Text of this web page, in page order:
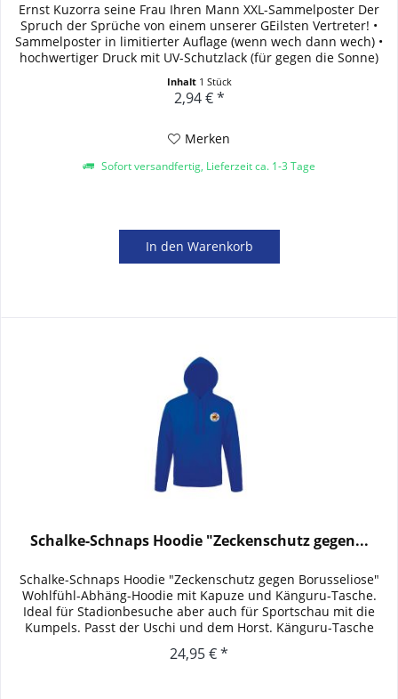
Ernst Kuzorra seine Frau Ihren Mann XXL-Sammelposter Der
Spruch der Sprüche von einem unserer GEilsten Vertreter! •
Sammelposter in limitierter Auflage (wenn wech dann wech) •
hochwertiger Druck mit UV-Schutzlack (für gegen die Sonne)
Inhalt 1 Stück
2,94 € *
Merken
Sofort versandfertig, Lieferzeit ca. 1-3 Tage
In den Warenkorb
Schalke-Schnaps Hoodie "Zeckenschutz gegen...
Schalke-Schnaps Hoodie "Zeckenschutz gegen Borusseliose"
Wohlfühl-Abhäng-Hoodie mit Kapuze und Känguru-Tasche.
Ideal für Stadionbesuche aber auch für Sportschau mit die
Kumpels. Passt der Uschi und dem Horst. Känguru-Tasche
24,95 € *